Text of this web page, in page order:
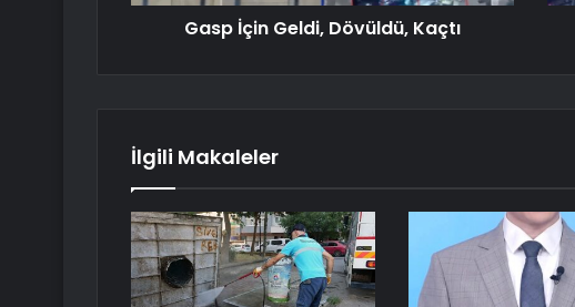
Gasp İçin Geldi, Dövüldü, Kaçtı
İlgili Makaleler